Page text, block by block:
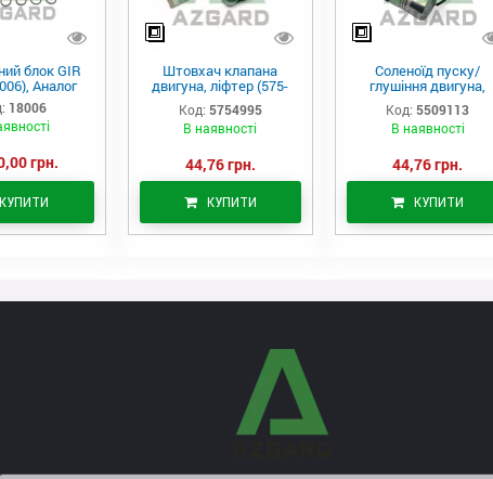
блок GIR
Аналог
18006
грн.
КУПИТИ
Штовхач клапана
двигуна, ліфтер (575-
4995)
Код: 5754995
В наявності
44,76 грн.
КУПИТИ
Соленоїд пуску/
глушіння двигуна,
актуатор (550-9113)
Код: 5509113
В наявності
44,76 грн.
КУПИТИ